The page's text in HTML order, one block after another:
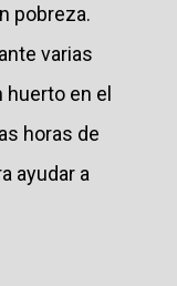
pobreza.
varias
huerto en el
horas de
ayudar a